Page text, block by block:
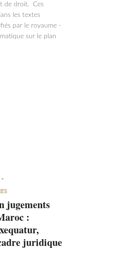
de droit. Ces
les textes
par le royaume -
sur le plan
jugements
:
juridique